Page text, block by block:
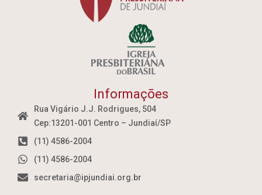
Informações
Rua Vigário J.J. Rodrigues, 504
Cep:13201-001 Centro – Jundiaí/SP
(11) 4586-2004
(11) 4586-2004
secretaria@ipjundiai.org.br